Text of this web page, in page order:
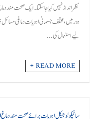
نظرانداز نہیں کیا جا سکتا۔ ایک صحت مند
دور میں، مختلف جسمانی ادویات دماغی
لیے استعمال کی ...
READ MORE +